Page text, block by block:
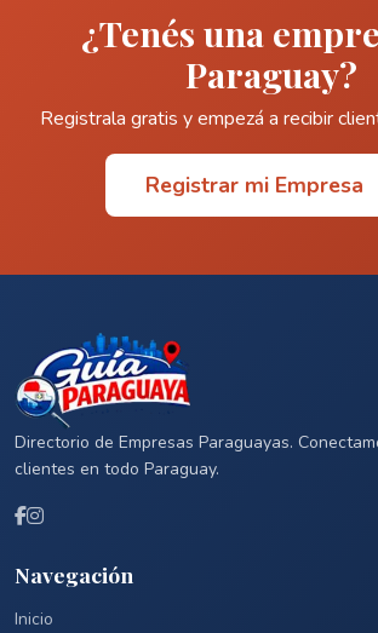
¿Tenés una
Paraguay?
Registrala gratis y empezá a recibir
Registrar mi Empresa
Directorio de Empresas Paraguayas.
clientes en todo Paraguay.
Navegación
Inicio